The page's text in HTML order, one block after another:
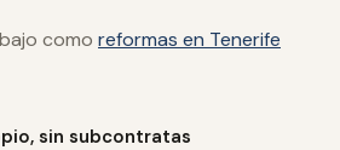
como reformas en Tenerife
sin subcontratas